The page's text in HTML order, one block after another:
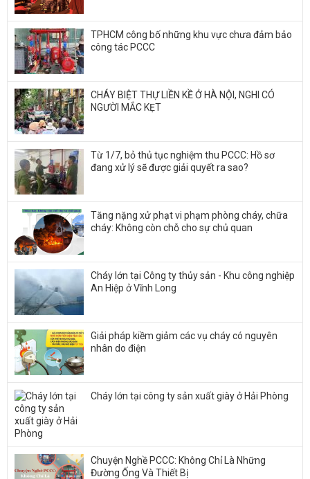
TPHCM công bố những khu vực chưa đảm bảo
công tác PCCC
CHÁY BIỆT THỰ LIỀN KỀ Ở HÀ NỘI, NGHI CÓ
NGƯỜI MẮC KẸT
Từ 1/7, bỏ thủ tục nghiệm thu PCCC: Hồ sơ
đang xử lý sẽ được giải quyết ra sao?
Tăng nặng xử phạt vi phạm phòng cháy, chữa
cháy: Không còn chỗ cho sự chủ quan
Cháy lớn tại Công ty thủy sản - Khu công nghiệp
An Hiệp ở Vĩnh Long
Giải pháp kiềm giảm các vụ cháy có nguyên
nhân do điện
Cháy lớn tại công ty sản xuất giày ở Hải Phòng
Chuyện Nghề PCCC: Không Chỉ Là Những
Đường Ống Và Thiết Bị